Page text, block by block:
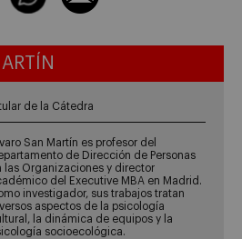
de la Cátedra
San Martín es profesor del
de Dirección de Personas
las Organizaciones y director
del Executive MBA en Madrid.
investigador, sus trabajos tratan
aspectos de la psicología
la dinámica de equipos y la
socioecológica.